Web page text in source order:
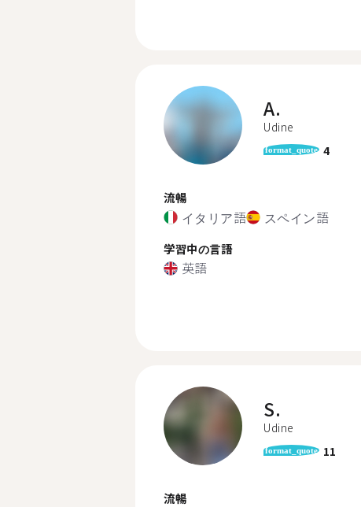
A.
Udine
format_quote 4
流暢
イタリア語 スペイン語
学習中の言語
英語
S.
Udine
format_quote 11
流暢